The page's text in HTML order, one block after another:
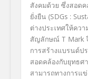
สังคมด้วย ซึ่งสอด
ยั่งยืน (SDGs :
ต่างประเทศให้คว
สัญลักษณ์ T Mark
การสร้างแบรนด์ป
สอดคล้องกับยุทธศ
สามารถทางการแ